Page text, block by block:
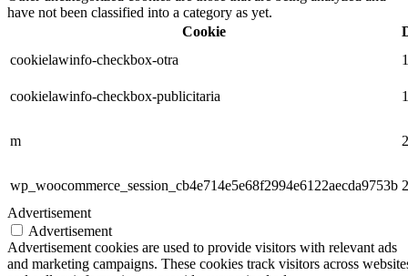
have not been classified into a category as yet.
Cookie
cookielawinfo-checkbox-otra
cookielawinfo-checkbox-publicitaria
m
wp_woocommerce_session_cb4e714e5e68f2994e6122aecda9753b
Advertisement
Advertisement
Advertisement cookies are used to provide visitors with relevant ads
and marketing campaigns. These cookies track visitors across